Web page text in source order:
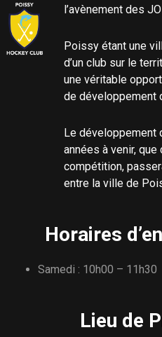
l’avènement des
Poissy étant une
d’un club sur le
une véritable
de développement
Le développement
années à venir,
compétition,
entre la ville de
Horaires
Samedi : 10h00 – 11h30
Lieu de